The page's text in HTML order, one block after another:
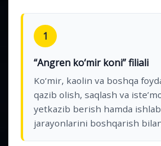
1
“Angren ko‘mir koni” filiali
Ko‘mir, kaolin va boshqa
qazib olish, saqlash va
yetkazib berish hamda
jarayonlarini boshqarish